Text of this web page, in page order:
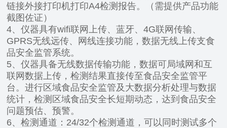
链接外接打印机打印A4检测报告。（需提供产品功能
截图佐证）
4、仪器具有wifi联网上传、蓝牙、4G联网传输、
GPRS无线远传、网线连接功能，数据无线上传支食
品安全监管系统。
5、仪器具备无线数据传输功能，数据可局域网和互
联网数据上传，检测结果直接传至食品安全监管平
台。进行区域食品安全监管及大数据分析处理与数据
统计，检测区域食品安全长短期动态，达到食品安全
问题预估、预警。
6、检测通道：24/32个检测通道，可以同时测试多个